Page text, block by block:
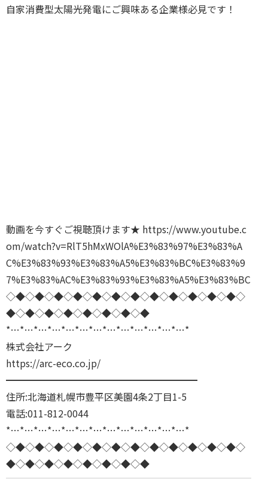
自家消費型太陽光発電にご興味ある企業様必見です！
動画を今すぐご視聴頂けます★ https://www.youtube.c
om/watch?v=RlT5hMxWOlA%E3%83%97%E3%83%A
C%E3%83%93%E3%83%A5%E3%83%BC%E3%83%9
7%E3%83%AC%E3%83%93%E3%83%A5%E3%83%BC
◇◆◇◆◇◆◇◆◇◆◇◆◇◆◇◆◇◆◇◆◇◆◇◆◇
◆◇◆◇◆◇◆◇◆◇◆◇◆◇◆
*…*…*…*…*…*…*…*…*…*…*…*…*…*
株式会社アーク
https://arc-eco.co.jp/
━━━━━━━━━━━━━━━━━━━━
住所:北海道札幌市豊平区美園4条2丁目1-5
電話:011-812-0044
*…*…*…*…*…*…*…*…*…*…*…*…*…*
◇◆◇◆◇◆◇◆◇◆◇◆◇◆◇◆◇◆◇◆◇◆◇◆◇
◆◇◆◇◆◇◆◇◆◇◆◇◆◇◆